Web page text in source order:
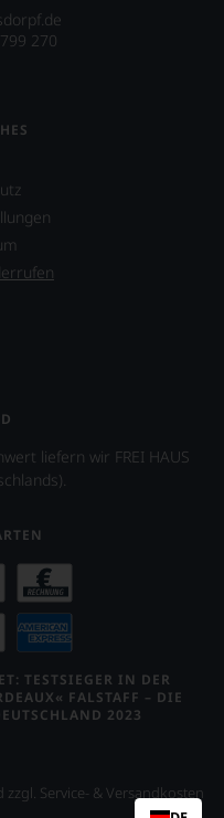
270
liefern wir FREI HAUS
TESTSIEGER IN DER
FALSTAFF – DIE
2023
Service- & Versandkosten